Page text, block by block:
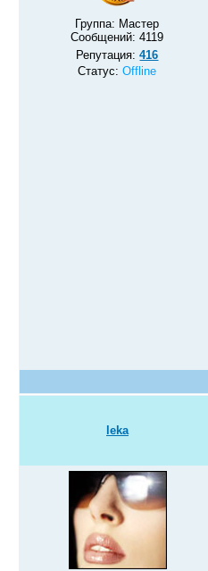
Группа: Мастер
Сообщений:4119
Репутация:416
Статус:Offline
leka